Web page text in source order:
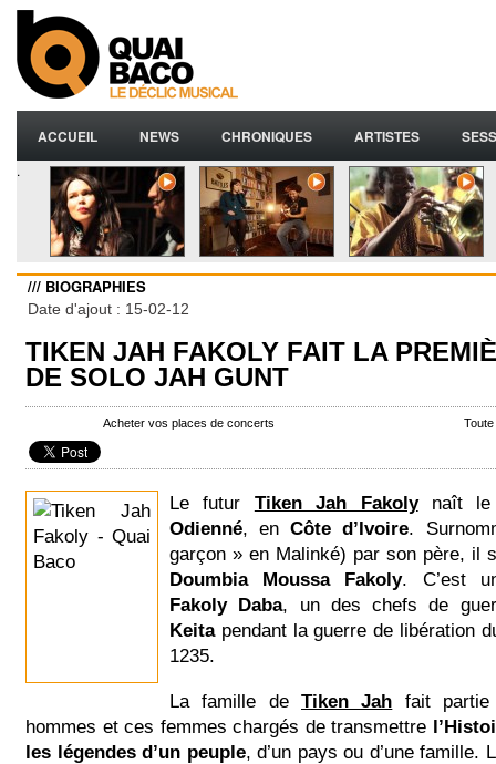
ACCUEIL NEWS CHRONIQUES ARTISTES
.
/// BIOGRAPHIES
Date d'ajout : 15-02-12
TIKEN JAH FAKOLY FAIT LA
DE SOLO JAH GUNT
Acheter vos places de concerts
Le futur Tiken Jah Fakolynaît le
Odienné, enCôte d’Ivoire.
garçon » en Malinké) par son père, il
Doumbia Moussa Fakoly. C’est
Fakoly Daba, un des chefs de
Keitapendant la guerre de libération
1235.
La famille de Tiken Jah fait
hommes et ces femmes chargés de transmettre
les légendes d’un peuple, d’un pays ou d’une famille.